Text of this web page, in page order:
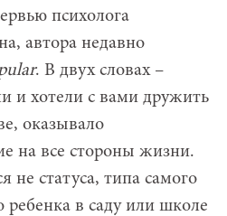
психолога
автора недавно
. В двух словах –
и хотели с вами дружить
оказывало
на все стороны жизни.
не статуса, типа самого
ребенка в саду или школе